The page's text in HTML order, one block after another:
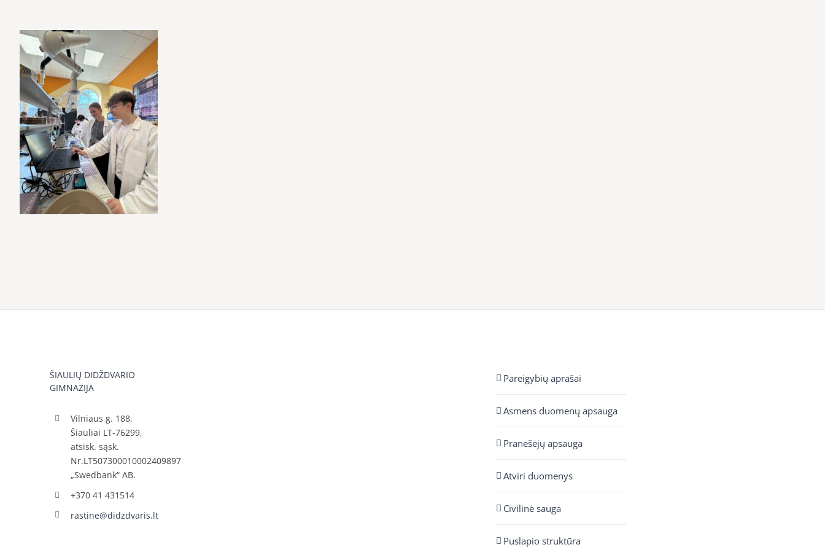
ŠIAULIŲ DIDŽDVARIO
GIMNAZIJA
Vilniaus g. 188,
Šiauliai LT-76299,
atsisk. sąsk.
Nr.LT507300010002409897
„Swedbank“ AB.
+370 41 431514
rastine@didzdvaris.lt
Pareigybių aprašai
Asmens duomenų apsauga
Pranešėjų apsauga
Atviri duomenys
Civilinė sauga
Puslapio struktūra